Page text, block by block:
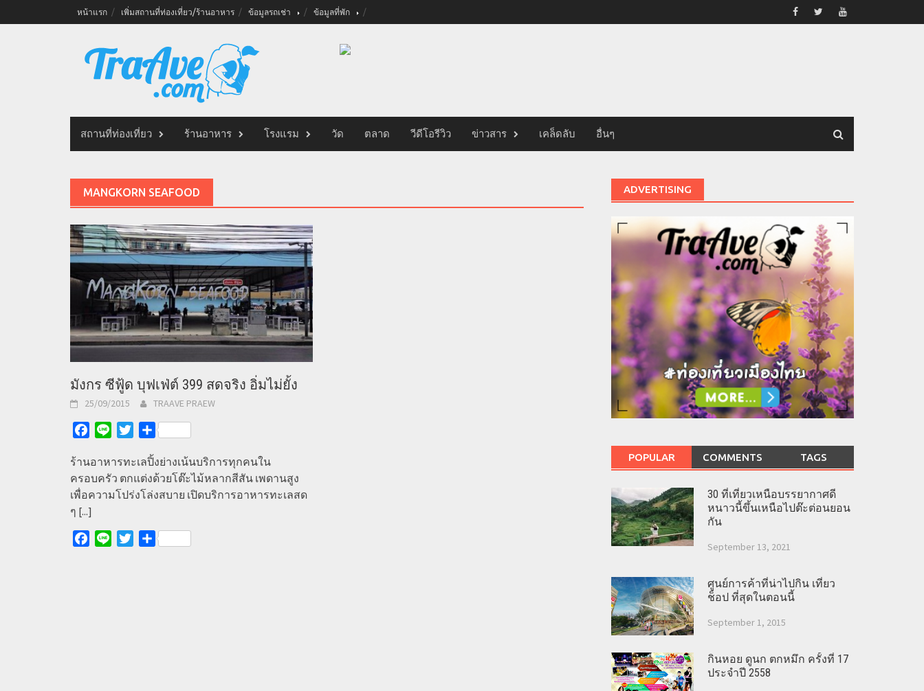
to
หน้าแรก เพิ่มสถานที่ท่องเที่ยว/ร้านอาหาร ข้อมูลรถเช่า ข้อมูลที่พัก
สถานที่ท่องเที่ยว ร้านอาหาร โรงแรม วัด ตลาด วีดีโอรีวิว ข่าวสาร เคล็ดลับ อื่นๆ
MANGKORN SEAFOOD
มังกร ซีฟู้ด บุฟเฟ่ต์ 399 สดจริง อิ่มไม่ยั้ง
25/09/2015 TRAAVE PRAEW
Facebook
Line TwitterShare
ร้านอาหารทะเลปิ้งย่างเน้นบริการทุกคนใน
ครอบครัว ตกแต่งด้วยโต๊ะไม้หลากสีสัน เพดานสูง
เพื่อความโปร่งโล่งสบาย เปิดบริการอาหารทะเลสด
ๆ [...]
Facebook
Line TwitterShare
ADVERTISING
POPULAR COMMENTS TAGS
30 ที่เที่ยวเหนือบรรยากาศดี
หนาวนี้ขึ้นเหนือไปต๊ะต่อนยอน
กัน
September 13, 2021
ศูนย์การค้าที่น่าไปกิน เที่ยว
ช็อป ที่สุดในตอนนี้
September 1, 2015
กินหอย ดูนก ตกหมึก ครั้งที่ 17
ประจำปี 2558